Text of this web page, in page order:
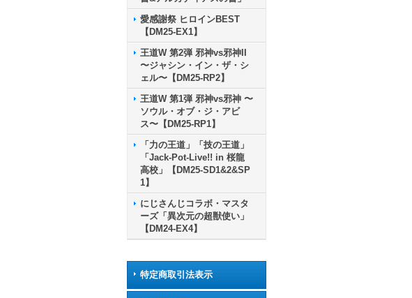
愛感謝祭 ヒロインBEST
【DM25-EX1】
王道W 第2弾 邪神vs邪神II
〜ジャシン・イン・ザ・シ
ェル〜【DM25-RP2】
王道W 第1弾 邪神vs邪神 〜
ソウル・オブ・ジ・アビ
ス〜【DM25-RP1】
「力の王道」「技の王道」
「Jack-Pot-Live!! in 桜龍
高校」【DM25-SD1&2&SP
1】
にじさんじコラボ・マスタ
ーズ「異次元の超獣使い」
【DM24-EX4】
特定商取引法表示